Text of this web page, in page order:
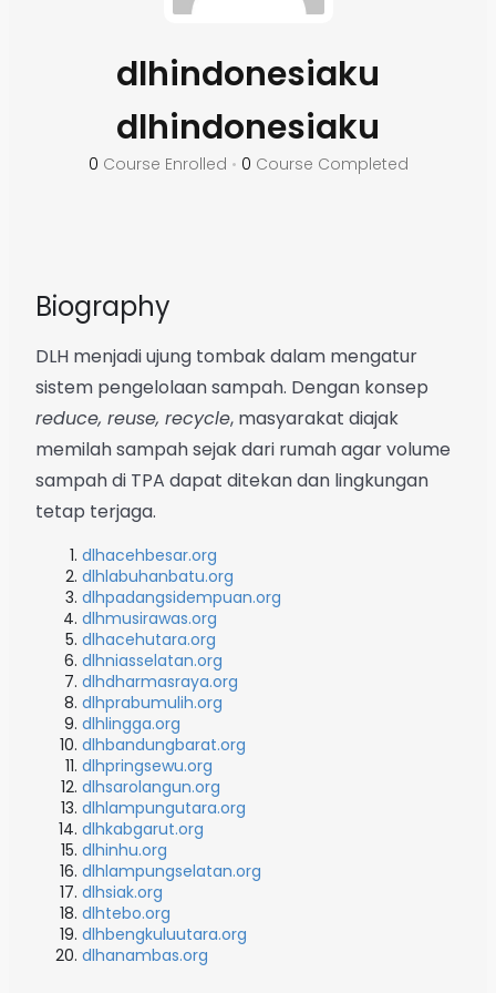
dlhindonesiaku
dlhindonesiaku
0 Course Enrolled • 0 Course Completed
Biography
DLH menjadi ujung tombak dalam mengatur
sistem pengelolaan sampah. Dengan konsep
reduce, reuse, recycle, masyarakat diajak
memilah sampah sejak dari rumah agar volume
sampah di TPA dapat ditekan dan lingkungan
tetap terjaga.
dlhacehbesar.org
dlhlabuhanbatu.org
dlhpadangsidempuan.org
dlhmusirawas.org
dlhacehutara.org
dlhniasselatan.org
dlhdharmasraya.org
dlhprabumulih.org
dlhlingga.org
dlhbandungbarat.org
dlhpringsewu.org
dlhsarolangun.org
dlhlampungutara.org
dlhkabgarut.org
dlhinhu.org
dlhlampungselatan.org
dlhsiak.org
dlhtebo.org
dlhbengkuluutara.org
dlhanambas.org